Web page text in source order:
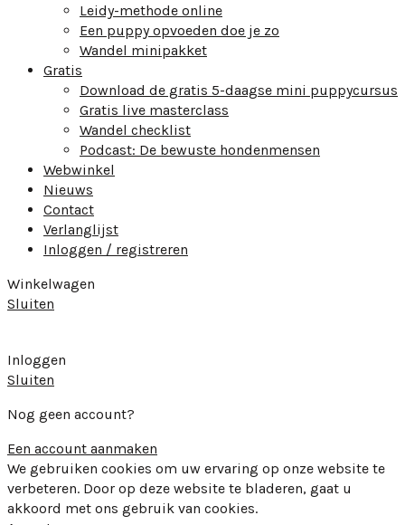
Leidy-methode online
Een puppy opvoeden doe je zo
Wandel minipakket
Gratis
Download de gratis 5-daagse mini puppycursus
Gratis live masterclass
Wandel checklist
Podcast: De bewuste hondenmensen
Webwinkel
Nieuws
Contact
Verlanglijst
Inloggen / registreren
Winkelwagen
Sluiten
Inloggen
Sluiten
Nog geen account?
Een account aanmaken
We gebruiken cookies om uw ervaring op onze website te
verbeteren. Door op deze website te bladeren, gaat u
akkoord met ons gebruik van cookies.